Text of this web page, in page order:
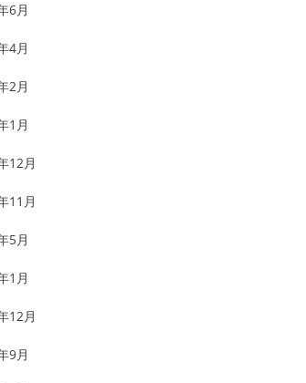
6月
4月
2月
1月
12月
11月
5月
1月
12月
9月